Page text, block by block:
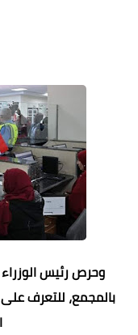
وحرص رئيس
بالمجمع، للتعرف